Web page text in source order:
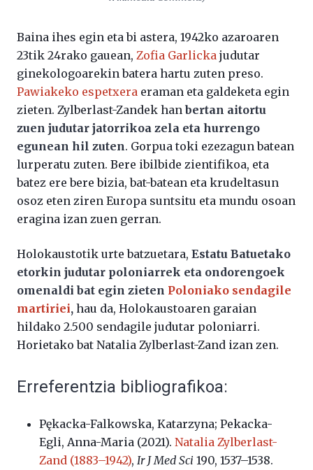
Baina ihes egin eta bi astera, 1942ko azaroaren
23tik 24rako gauean, Zofia Garlicka judutar
ginekologoarekin batera hartu zuten preso.
Pawiakeko espetxera eraman eta galdeketa egin
zieten. Zylberlast-Zandek hanbertan aitortu
zuen judutar jatorrikoa zela eta hurrengo
egunean hil zuten. Gorpua toki ezezagun batean
lurperatu zuten. Bere ibilbide zientifikoa, eta
batez ere bere bizia, bat-batean eta krudeltasun
osoz eten ziren Europa suntsitu eta mundu osoan
eragina izan zuen gerran.
Holokaustotik urte batzuetara, Estatu Batuetako
etorkin judutar poloniarrek eta ondorengoek
omenaldi bat egin zieten Poloniako sendagile
martiriei, hau da, Holokaustoaren garaian
hildako 2.500 sendagile judutar poloniarri.
Horietako bat Natalia Zylberlast-Zand izan zen.
Erreferentzia bibliografikoa:
Pękacka-Falkowska, Katarzyna; Pekacka-
Egli, Anna-Maria (2021). Natalia Zylberlast-
Zand (1883–1942), Ir J Med Sci 190, 1537–1538.